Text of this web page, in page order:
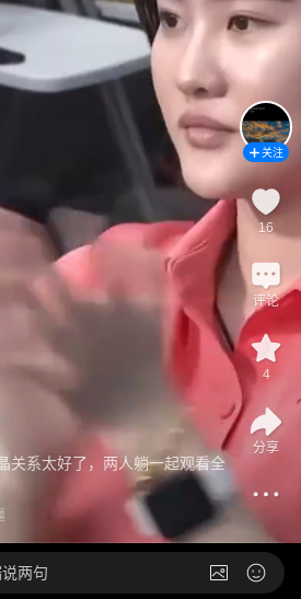
关系太好了，两人躺一起观看全
关注
16
评论
4
分享
两句